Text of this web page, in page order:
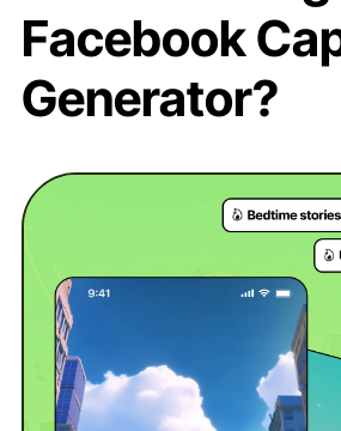
Facebook
Generator?